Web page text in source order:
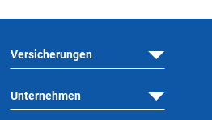
Versicherungen
Unternehmen